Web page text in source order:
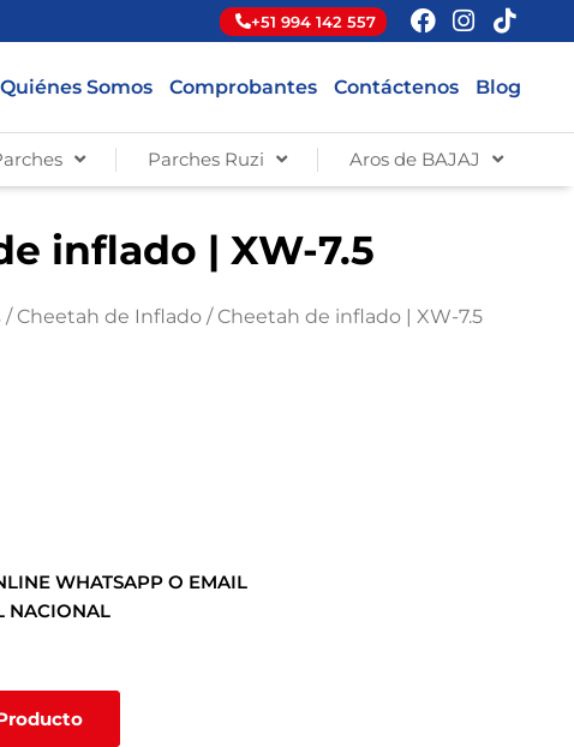
+51 994 142 557
Quiénes Somos Comprobantes Contáctenos Blog
Parches Ruzi Aros de BAJAJ
inflado | XW-7.5
/ Cheetah de Inflado / Cheetah de inflado | XW-7.5
WHATSAPP O EMAIL
NACIONAL